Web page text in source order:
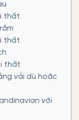
thất
thất
thất
vải dù hoặc
với